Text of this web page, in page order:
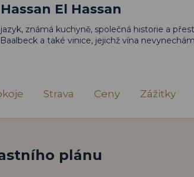
El Hassan
známá kuchyně, společná historie a
a také vinice, jejichž vína
Strava Ceny Zážitky
plánu